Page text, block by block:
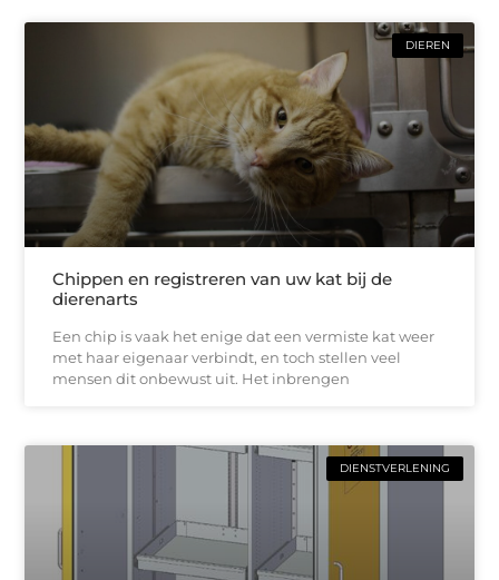
DIEREN
Chippen en registreren van uw kat bij de
dierenarts
Een chip is vaak het enige dat een vermiste kat weer
met haar eigenaar verbindt, en toch stellen veel
mensen dit onbewust uit. Het inbrengen
DIENSTVERLENING